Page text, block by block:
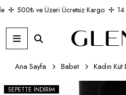
500₺ ve Üzeri Ücretsiz Kargo 14
Ana Sayfa Babet Kadın
SEPETTE İNDIRIM